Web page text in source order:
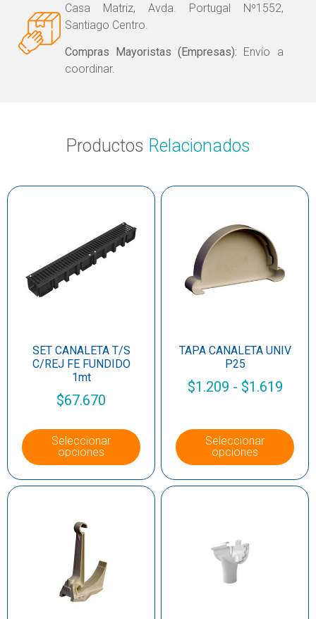
Casa Matriz, Avda. Portugal Nº1552,
Santiago Centro.
Compras Mayoristas (Empresas): Envío a
coordinar.
Productos Relacionados
SET CANALETA T/S
C/REJ FE FUNDIDO
1mt
$67.670
Seleccionar
opciones
TAPA CANALETA UNIV
P25
$1.209 - $1.619
Seleccionar
opciones